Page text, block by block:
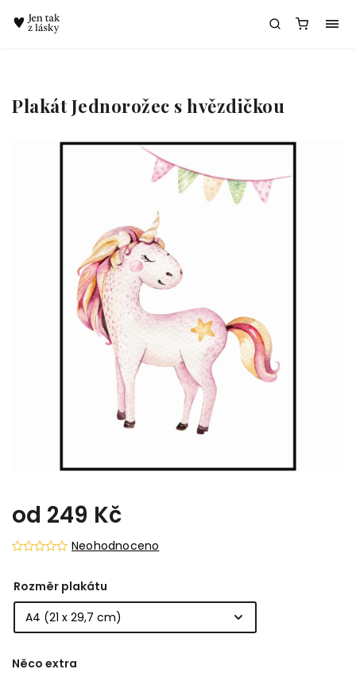
Plakát Jednorožec s hvězdičkou
od 249 Kč
Neohodnoceno
Rozměr plakátu
Něco extra